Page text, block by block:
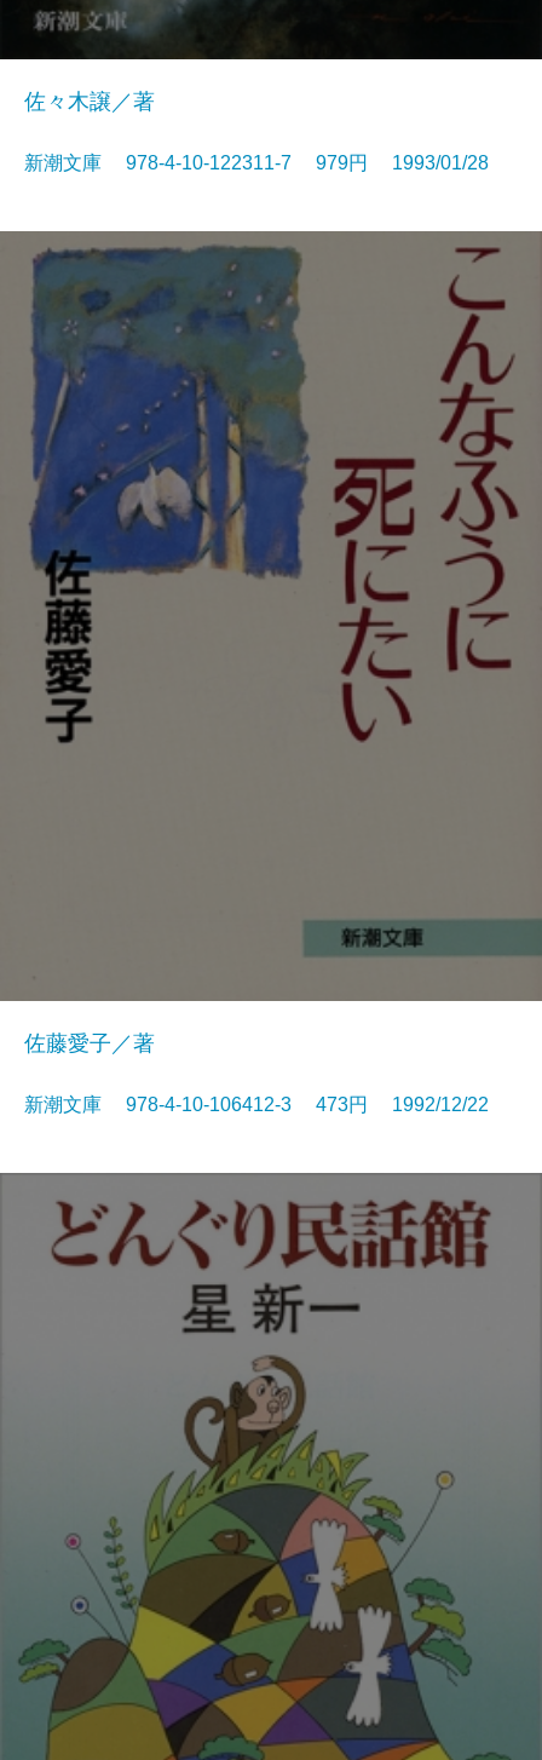
佐々木譲／著
新潮文庫 978-4-10-122311-7 979円 1993/01/28
佐藤愛子／著
新潮文庫 978-4-10-106412-3 473円 1992/12/22